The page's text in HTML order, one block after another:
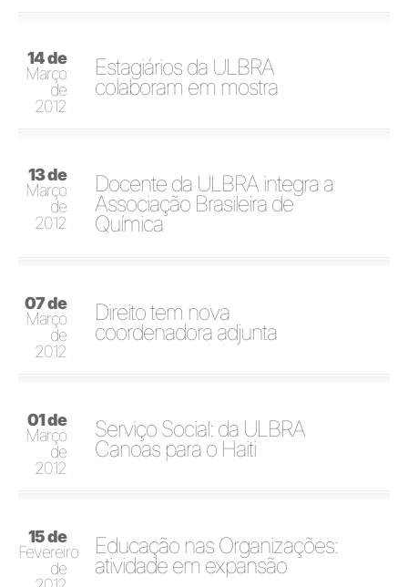
14 de
Março
de
2012
Estagiários da ULBRA
colaboram em mostra
13 de
Março
de
2012
Docente da ULBRA integra a
Associação Brasileira de
Química
07 de
Março
de
2012
Direito tem nova
coordenadora adjunta
01 de
Março
de
2012
Serviço Social: da ULBRA
Canoas para o Haiti
15 de
Fevereiro
de
Educação nas Organizações:
atividade em expansão